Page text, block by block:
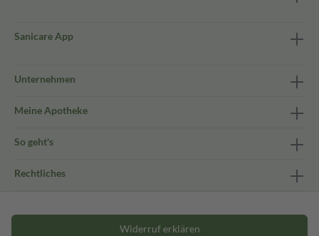
Sanicare App
Unternehmen
Meine Apotheke
So geht's
Rechtliches
Widerruf erklären